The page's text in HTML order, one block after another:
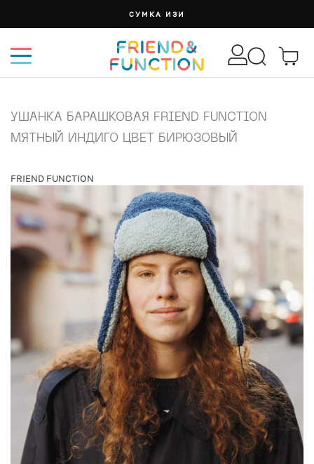
СУМКА ИЗИ
УШАНКА БАРАШКОВАЯ FRIEND FUNCTION
МЯТНЫЙ ИНДИГО ЦВЕТ БИРЮЗОВЫЙ
FRIEND FUNCTION